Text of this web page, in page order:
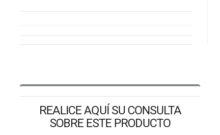
REALICE AQUÍ SU CONSULTA
SOBRE ESTE PRODUCTO